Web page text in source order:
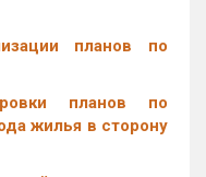
планов по
планов по
жилья в сторону